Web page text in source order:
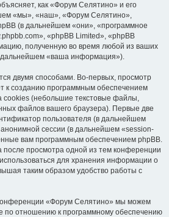
как «Форум Селятино» и его
«мы», «наш», «Форум Селятино»,
(в дальнейшем «они», «программное
«phpBB Limited», «phpBB
полученную во время любой из ваших
дальнейшем «ваша информация»).
двумя способами. Во-первых, просмотр
к созданию программным обеспечением
cookies (небольшие текстовые файлы,
файлов вашего браузера). Первые две
пользователя (в дальнейшем
сессии (в дальнейшем «session-
вам программным обеспечением phpBB.
после просмотра одной из тем конференции
для хранения информации о
таким образом удобство работы с
«Форум Селятино» мы можем
по отношению к программному обеспечению